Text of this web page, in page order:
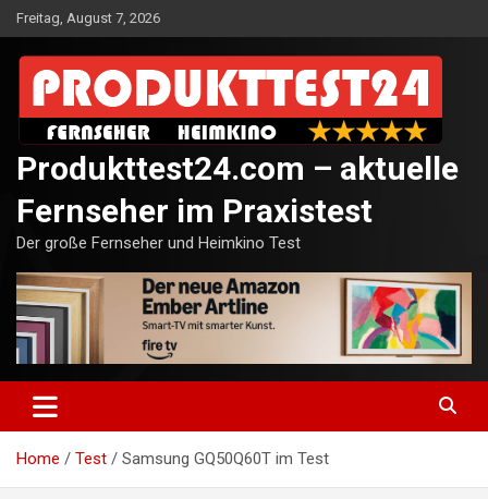
Skip
to
content
Freitag, August 7, 2026
Produkttest24.com – aktuelle
Fernseher im Praxistest
Der große Fernseher und Heimkino Test
Home Test Samsung GQ50Q60T im Test